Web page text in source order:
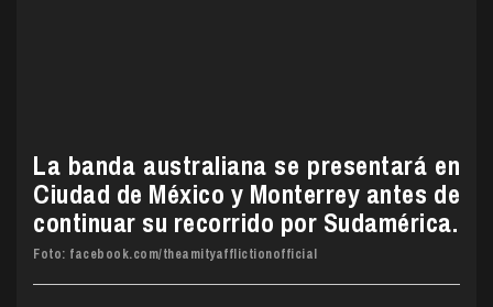
La banda australiana se presentará en
Ciudad de México y Monterrey antes de
continuar su recorrido por Sudamérica.
Foto: facebook.com/theamityafflictionofficial